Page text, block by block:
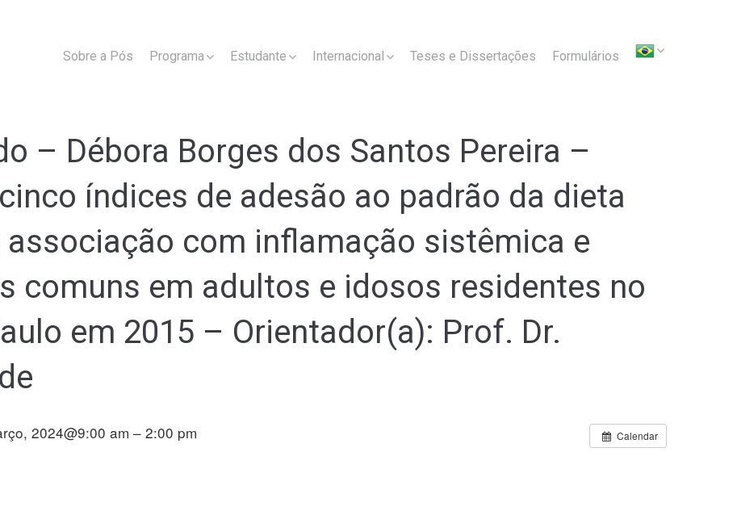
Sobre a Pós Programa Estudante Internacional Teses e Dissertações Formulários
– Débora Borges dos Santos Pereira –
índices de adesão ao padrão da dieta
associação com inflamação sistêmica e
comuns em adultos e idosos residentes no
em 2015 – Orientador(a): Prof. Dr.
Calendar
2024@9:00 am – 2:00 pm